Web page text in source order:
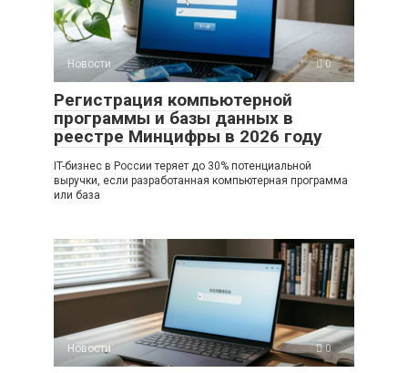
Новости 0
Регистрация компьютерной
программы и базы данных в
реестре Минцифры в 2026 году
IT-бизнес в России теряет до 30% потенциальной
выручки, если разработанная компьютерная программа
или база
Новости 0